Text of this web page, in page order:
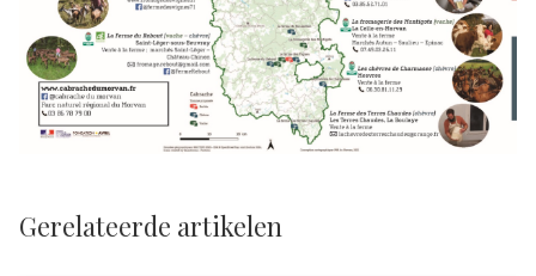
Gerelateerde artikelen